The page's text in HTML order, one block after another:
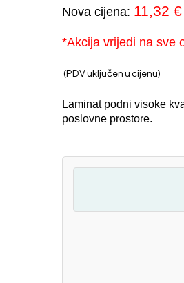
Nova cijena: 11,32 €
*Akcija vrijedi na sve
(PDV uključen u cijenu)
Laminat podni visoke
poslovne prostore.